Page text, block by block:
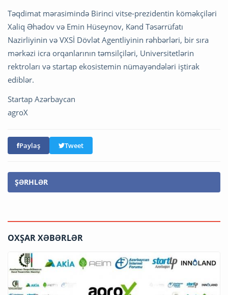
Təqdimat mərasimində Birinci vitse-prezidentin köməkçiləri
Xaliq Əhədov və Emin Hüseynov, Kənd Təsərrüfatı
Nazirliyinin və VXSİ Dövlət Agentliyinin rəhbərləri, bir sıra
mərkəzi icra orqanlarının təmsilçiləri, Universitetlərin
rektroları və startap ekosistemin nümayəndələri iştirak
ediblər.
Startap Azərbaycan
agroX
Paylaş Tweet
ŞƏRHLƏR
OXŞAR XƏBƏRLƏR